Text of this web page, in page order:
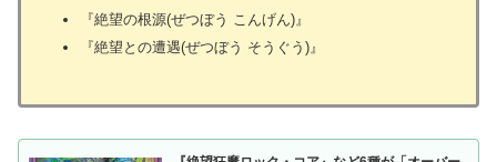
『絶望の根源(ぜつぼう こんげん)』
『絶望との遭遇(ぜつぼう そうぐう)』